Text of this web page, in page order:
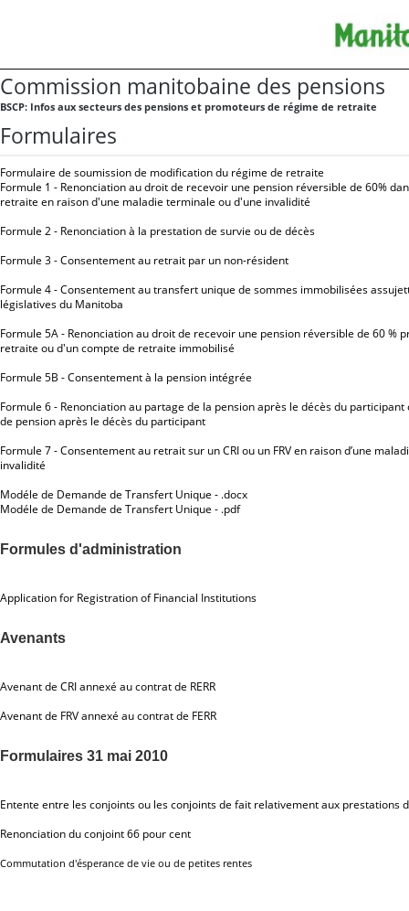
Commission manitobaine des pensions
BSCP: Infos aux secteurs des pensions et promoteurs de régime de retraite
Formulaires
Formulaire de soumission de modification du régime de retraite
Formule 1 - Renonciation au droit de recevoir une pension réversible de 60%
retraite en raison d'une maladie terminale ou d'une invalidité
Formule 2 - Renonciation à la prestation de survie ou de décès
Formule 3 - Consentement au retrait par un non-résident
Formule 4 - Consentement au transfert unique de sommes immobilisées
législatives du Manitoba
Formule 5A - Renonciation au droit de recevoir une pension réversible de 60 %
retraite ou d'un compte de retraite immobilisé
Formule 5B - Consentement à la pension intégrée
Formule 6 - Renonciation au partage de la pension après le décès du
de pension après le décès du participant
Formule 7 - Consentement au retrait sur un CRI ou un FRV en raison d’une
invalidité
Modéle de Demande de Transfert Unique - .docx
Modéle de Demande de Transfert Unique - .pdf
Formules d'administration
Application for Registration of Financial Institutions
Avenants
Avenant de CRI annexé au contrat de RERR
Avenant de FRV annexé au contrat de FERR
Formulaires 31 mai 2010
Entente entre les conjoints ou les conjoints de fait relativement aux prestations
Renonciation du conjoint 66 pour cent
Commutation d'ésperance de vie ou de petites rentes